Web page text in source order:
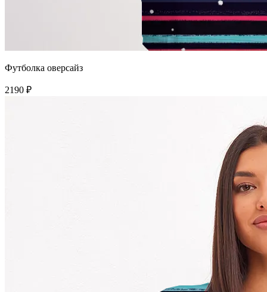
Футболка оверсайз
2190 ₽